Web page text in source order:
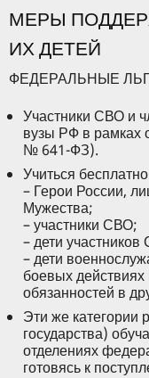
МЕРЫ
ИХ ДЕТЕЙ
ФЕДЕРАЛЬНЫЕ
Участники СВО и
вузы РФ в рамках
№ 641-ФЗ).
Учиться
– Герои России,
Мужества;
– участники СВО;
– дети
– дети
боевых
обязанностей в
Эти же категории
государства)
отделениях
готовясь к